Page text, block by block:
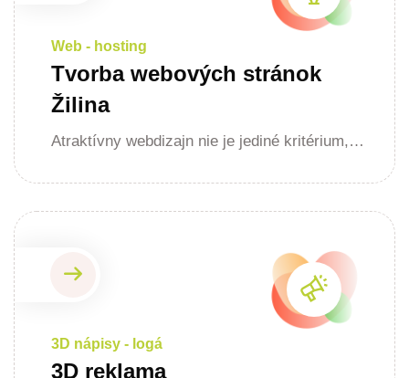
Web - hosting
Tvorba webových stránok
Žilina
Atraktívny webdizajn nie je jediné kritérium,…
3D nápisy - logá
3D reklama